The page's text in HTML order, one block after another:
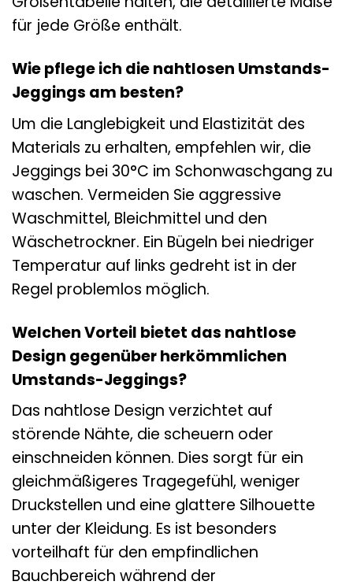
für jede Größe enthält.
Wie pflege ich die nahtlosen Umstands-
Jeggings am besten?
Um die Langlebigkeit und Elastizität des
Materials zu erhalten, empfehlen wir, die
Jeggings bei 30°C im Schonwaschgang zu
waschen. Vermeiden Sie aggressive
Waschmittel, Bleichmittel und den
Wäschetrockner. Ein Bügeln bei niedriger
Temperatur auf links gedreht ist in der
Regel problemlos möglich.
Welchen Vorteil bietet das nahtlose
Design gegenüber herkömmlichen
Umstands-Jeggings?
Das nahtlose Design verzichtet auf
störende Nähte, die scheuern oder
einschneiden können. Dies sorgt für ein
gleichmäßigeres Tragegefühl, weniger
Druckstellen und eine glattere Silhouette
unter der Kleidung. Es ist besonders
vorteilhaft für den empfindlichen
Bauchbereich während der